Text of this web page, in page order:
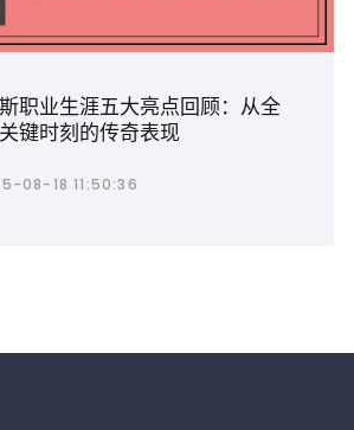
职业生涯五大亮点回顾：从全
键时刻的传奇表现
08-18 11:50:36